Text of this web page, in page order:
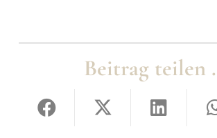
Beitrag teilen